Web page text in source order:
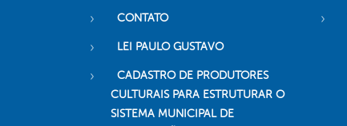
CONTATO
LEI PAULO GUSTAVO
CADASTRO DE PRODUTORES
CULTURAIS PARA ESTRUTURAR O
SISTEMA MUNICIPAL DE